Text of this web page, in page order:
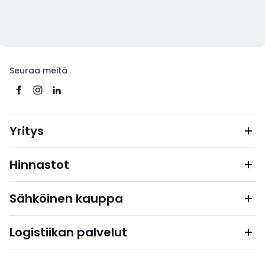
Seuraa meitä
Yritys
Hinnastot
Sähköinen kauppa
Logistiikan palvelut